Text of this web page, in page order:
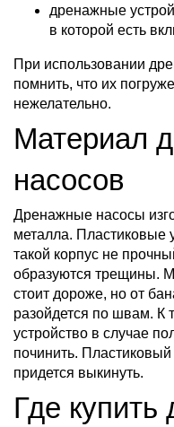
дренажные
в которой есть
При использовании
помнить, что их
нежелательно.
Материал
насосов
Дренажные насосы
металла. Пластиковые
такой корпус не
образуются трещины.
стоит дороже, но от
разойдется по швам. К
устройство в случае
починить. Пластиковый
придется выкинуть.
Где